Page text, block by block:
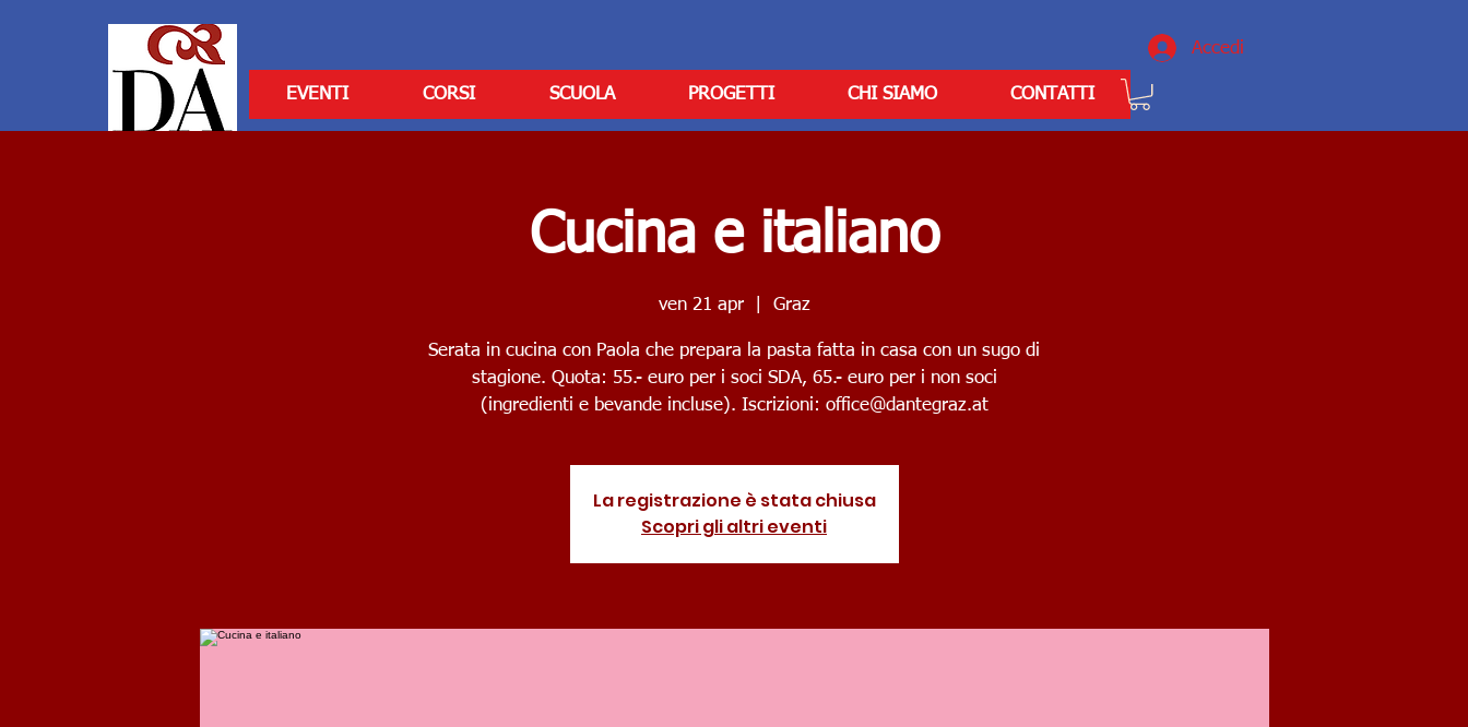
Accedi
EVENTI CORSI SCUOLA PROGETTI CHI SIAMO CONTATTI
Cucina e italiano
ven 21 apr
  |
Graz
Serata in cucina con Paola che prepara la pasta fatta in casa con un sugo di
stagione. Quota: 55.- euro per i soci SDA, 65.- euro per i non soci
(ingredienti e bevande incluse). Iscrizioni: office@dantegraz.at
La registrazione è stata chiusa
Scopri gli altri eventi